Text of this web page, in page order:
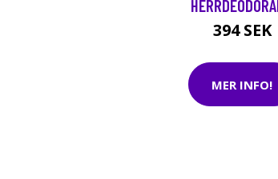
394 SEK
MER INFO!